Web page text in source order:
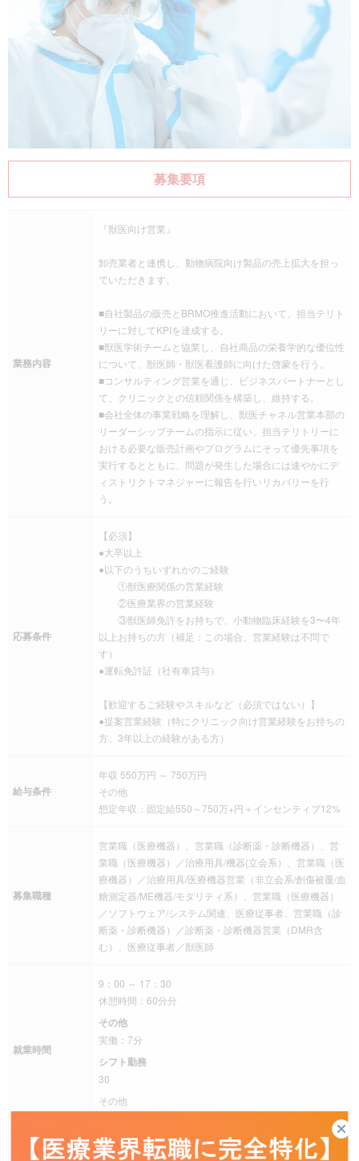
募集要項
業務内容
『獣医向け営業』
卸売業者と連携し、動物病院向け製品の売上拡大を担っ
ていただきます。
■自社製品の販売とBRMO推進活動において、担当テリト
リーに対してKPIを達成する。
■獣医学術チームと協業し、自社商品の栄養学的な優位性
について、獣医師・獣医看護師に向けた啓蒙を行う。
■コンサルティング営業を通じ、ビジネスパートナーとし
て、クリニックとの信頼関係を構築し、維持する。
■会社全体の事業戦略を理解し、獣医チャネル営業本部の
リーダーシップチームの指示に従い、担当テリトリーに
おける必要な販売計画やプログラムにそって優先事項を
実行するとともに、問題が発生した場合には速やかにデ
ィストリクトマネジャーに報告を行いリカバリーを行
う。
応募条件
【必須】
●大卒以上
●以下のうちいずれかのご経験
①獣医療関係の営業経験
②医療業界の営業経験
③獣医師免許をお持ちで、小動物臨床経験を3〜4年
以上お持ちの方（補足：この場合、営業経験は不問で
す）
●運転免許証（社有車貸与）
【歓迎するご経験やスキルなど（必須ではない）】
●提案営業経験（特にクリニック向け営業経験をお持ちの
方、3年以上の経験がある方）
給与条件
年収 550万円 ～ 750万円
その他
想定年収：固定給550～750万+円＋インセンティブ12%
募集職種
営業職（医療機器）、営業職（診断薬・診断機器）、営
業職（医療機器）／治療用具/機器(立会系）、営業職（医
療機器）／治療用具/医療機器営業（非立会系/創傷被覆/血
糖測定器/ME機器/モダリティ系）、営業職（医療機器）
／ソフトウェア/システム関連、医療従事者、営業職（診
断薬・診断機器）／診断薬・診断機器営業（DMR含
む）、医療従事者／獣医師
就業時間
9：00 ～ 17：30
休憩時間：60分分
その他
実働：7分
シフト勤務
30
その他
残業は月により変動あり